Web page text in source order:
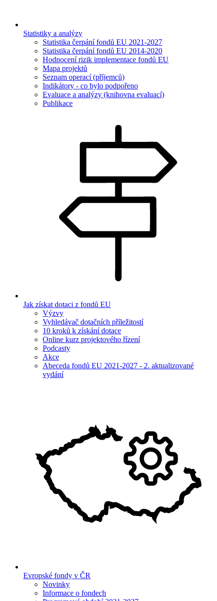
Statistiky a analýzy
Statistika čerpání fondů EU 2021-2027
Statistika čerpání fondů EU 2014-2020
Hodnocení rizik implementace fondů EU
Mapa projektů
Seznam operací (příjemců)
Indikátory - co bylo podpořeno
Evaluace a analýzy (knihovna evaluací)
Publikace
Jak získat dotaci z fondů EU
Výzvy
Vyhledávač dotačních příležitostí
10 kroků k získání dotace
Online kurz projektového řízení
Podcasty
Akce
Abeceda fondů EU 2021-2027 - 2. aktualizované
vydání
Evropské fondy v ČR
Novinky
Informace o fondech